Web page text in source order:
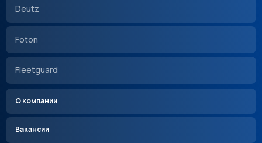
Deutz
Foton
Fleetguard
О компании
Вакансии